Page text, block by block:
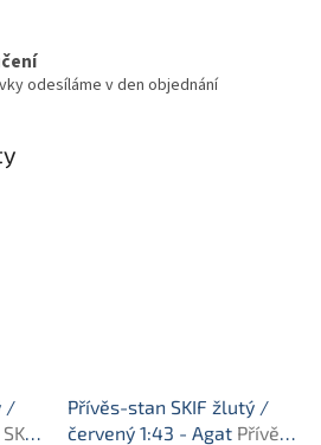
odesíláme v den objednání
/
Přívěs-stan SKIF žlutý /
červený 1:43 - Agat Přívěs